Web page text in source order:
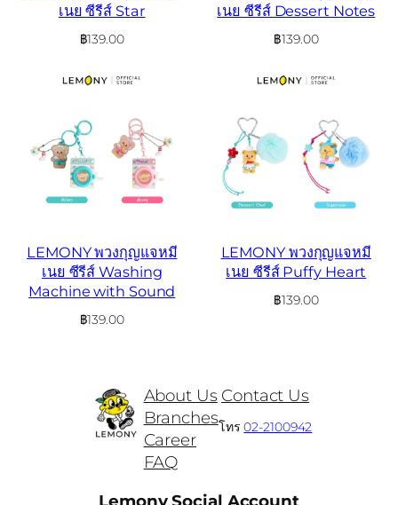
เนย ซีรีส์ Star
฿139.00
เนย ซีรีส์ Dessert Notes
฿139.00
LEMONY พวงกุญแจหมี
เนย ซีรีส์ Washing
Machine with Sound
฿139.00
LEMONY พวงกุญแจหมี
เนย ซีรีส์ Puffy Heart
฿139.00
About Us
Branches
Career
FAQ
Contact Us
โทร02-2100942
Lemony Social Account